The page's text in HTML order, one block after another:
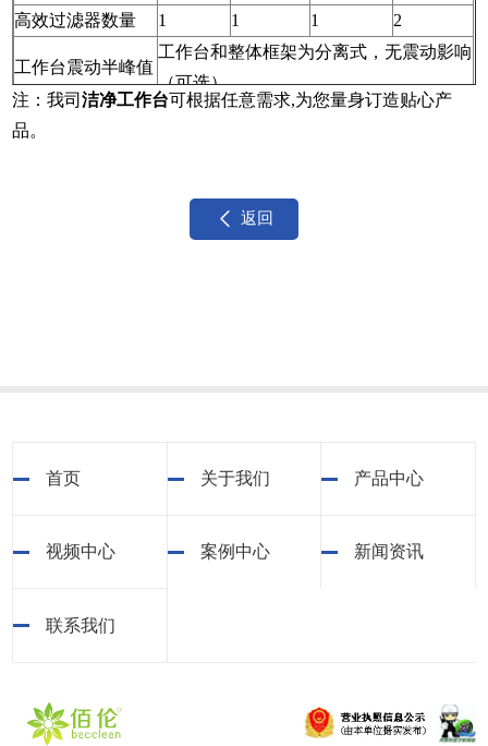
高效过滤器数量
1 1 1 2
工作台震动半峰值
工作台和整体框架为分离式，无震动影响
（可选）
工作台材质
304砂光不锈钢板
1人
注：我司洁净工作台可根据任意需求,为您量身订造贴心产
品。
返回
首页 关于我们 产品中心
视频中心 案例中心 新闻资讯
联系我们